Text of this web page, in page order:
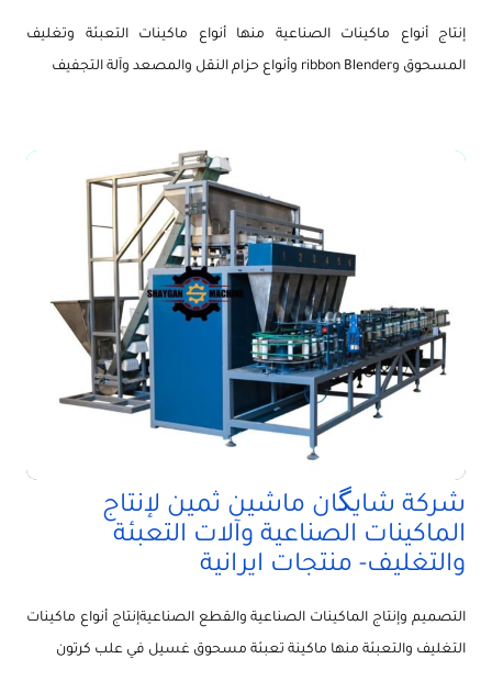
إنتاج أنواع ماكينات الصناعية منها أنواع ماكينات التعبئة وتغليف
المسحوق وribbon Blender وأنواع حزام النقل والمصعد وآلة التجفيف
شركة شايگان ماشين ثمين لإنتاج
الماكينات الصناعية وآلات التعبئة
والتغليف- منتجات ايرانية
التصميم وإنتاج الماكينات الصناعية والقطع الصناعيةإنتاج أنواع ماكينات
التغليف والتعبئة منها ماكينة تعبئة مسحوق غسيل في علب كرتون